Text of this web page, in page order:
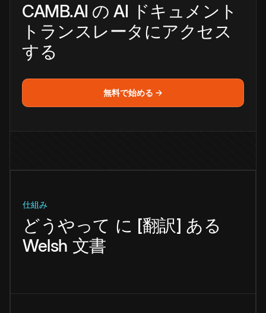
CAMB.AI の AI ドキュメント
トランスレータにアクセス
する
無料で始める →
仕組み
どうやって に [翻訳] ある
Welsh 文書